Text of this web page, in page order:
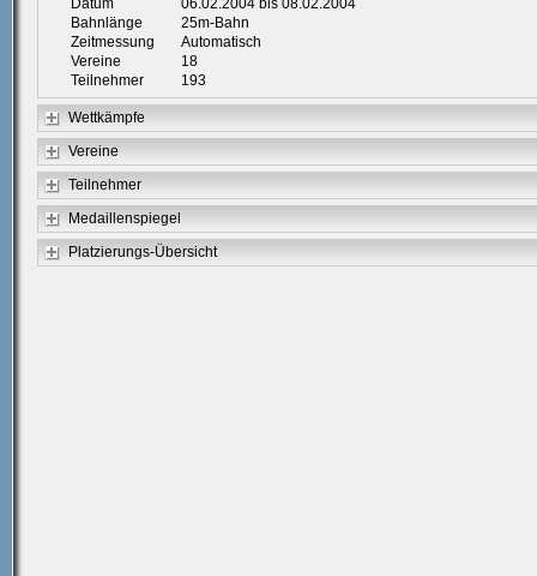
Datum
06.02.2004 bis 08.02.2004
Bahnlänge
25m-Bahn
Zeitmessung
Automatisch
Vereine
18
Teilnehmer
193
Wettkämpfe
Vereine
Teilnehmer
Medaillenspiegel
Platzierungs-Übersicht